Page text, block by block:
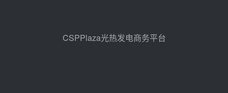
包项目熔盐介质超声波流量计采购
08-05 17:09
CSPPlaza光热发电商务平台